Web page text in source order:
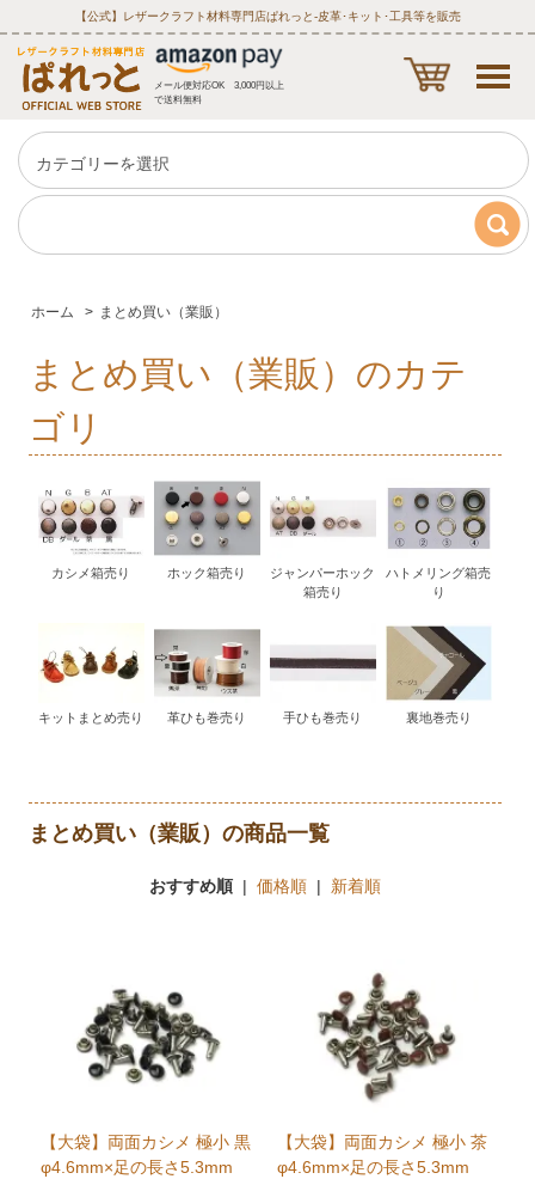
【公式】レザークラフト材料専門店ぱれっと‐皮革･キット･工具等を販売
メール便対応OK 3,000円以上
で送料無料
ホーム > まとめ買い（業販）
まとめ買い（業販）のカテ
ゴリ
カシメ箱売り ホック箱売り
ジャンパーホック
箱売り
ハトメリング箱売
り
キットまとめ売り 革ひも巻売り 手ひも巻売り 裏地巻売り
まとめ買い（業販）の商品一覧
おすすめ順| 価格順| 新着順
【大袋】両面カシメ 極小 黒
φ4.6mm×足の長さ5.3mm
【大袋】両面カシメ 極小 茶
φ4.6mm×足の長さ5.3mm